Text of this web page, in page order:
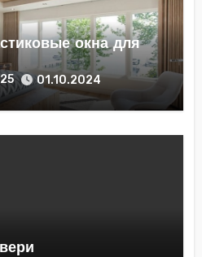
окна для
01.10.2024